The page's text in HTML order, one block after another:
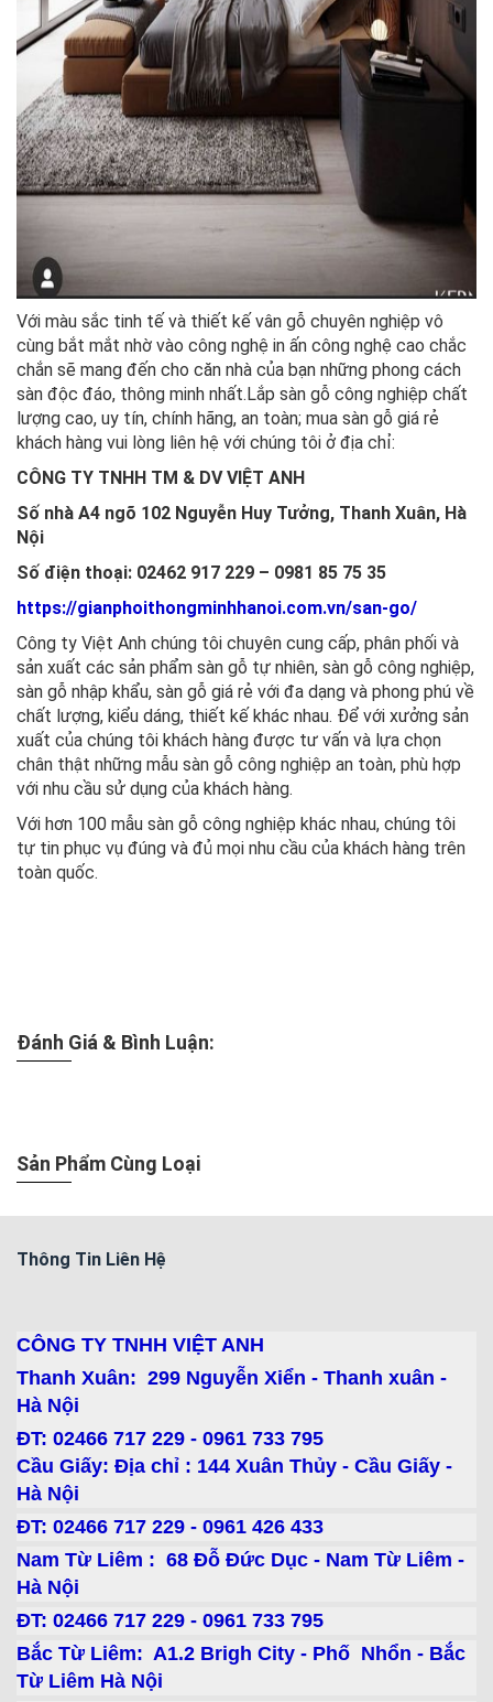
Với màu sắc tinh tế và thiết kế vân gỗ chuyên nghiệp vô
cùng bắt mắt nhờ vào công nghệ in ấn công nghệ cao chắc
chắn sẽ mang đến cho căn nhà của bạn những phong cách
sàn độc đáo, thông minh nhất. Lắp sàn gỗ công nghiệp chất
lượng cao, uy tín, chính hãng, an toàn; mua sàn gỗ giá rẻ
khách hàng vui lòng liên hệ với chúng tôi ở địa chỉ:
CÔNG TY TNHH TM & DV VIỆT ANH
Số nhà A4 ngõ 102 Nguyễn Huy Tưởng, Thanh Xuân, Hà
Nội
Số điện thoại: 02462 917 229 – 0981 85 75 35
https://gianphoithongminhhanoi.com.vn/san-go/
Công ty Việt Anh chúng tôi chuyên cung cấp, phân phối và
sản xuất các sản phẩm sàn gỗ tự nhiên, sàn gỗ công nghiệp,
sàn gỗ nhập khẩu, sàn gỗ giá rẻ với đa dạng và phong phú về
chất lượng, kiểu dáng, thiết kế khác nhau. Để với xưởng sản
xuất của chúng tôi khách hàng được tư vấn và lựa chọn
chân thật những mẫu sàn gỗ công nghiệp an toàn, phù hợp
với nhu cầu sử dụng của khách hàng.
Với hơn 100 mẫu sàn gỗ công nghiệp khác nhau, chúng tôi
tự tin phục vụ đúng và đủ mọi nhu cầu của khách hàng trên
toàn quốc.
Đánh Giá & Bình Luận:
Sản Phẩm Cùng Loại
Thông Tin Liên Hệ
CÔNG TY TNHH VIỆT ANH
Thanh Xuân: 299 Nguyễn Xiển - Thanh xuân -
Hà Nội
ĐT: 02466 717 229 - 0961 733 795
Cầu Giấy: Địa chỉ : 144 Xuân Thủy - Cầu Giấy -
Hà Nội
ĐT: 02466 717 229 - 0961 426 433
Nam Từ Liêm : 68 Đỗ Đức Dục - Nam Từ Liêm -
Hà Nội
ĐT: 02466 717 229 - 0961 733 795
Bắc Từ Liêm: A1.2 Brigh City - Phố Nhổn - Bắc
Từ Liêm Hà Nội